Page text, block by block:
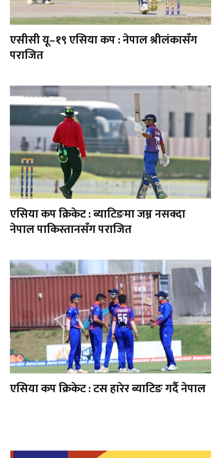
एसीसी यू–१९ एसिया कप : नेपाल श्रीलंकासँग
पराजित
एसिया कप क्रिकेट : ब्याटिङमा जम्न नसक्दा
नेपाल पाकिस्तानसँग पराजित
एसिया कप क्रिकेट : टस हारेर ब्याटिङ गर्दै नेपाल